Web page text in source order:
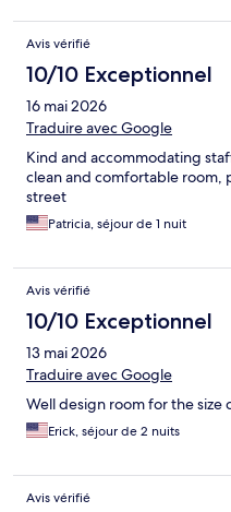
Avis vérifié
10/10 Exceptionnel
16 mai 2026
Traduire avec Google
Kind and accommodating
clean and comfortable room,
street
Patricia, séjour de 1 nuit
Avis vérifié
10/10 Exceptionnel
13 mai 2026
Traduire avec Google
Well design room for the size
Erick, séjour de 2 nuits
Avis vérifié